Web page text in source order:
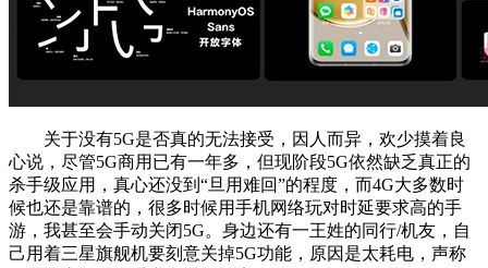
关于没有5G是否真的无法接受，因人而异，欢少摸着良
心说，尽管5G商用已有一年多，但现阶段5G依然缺乏真正的
杀手级应用，真心还没到“旦用难回”的程度，而4G大多数时
候也还是靠谱的，很多时候用手机网络玩对时延要求高的手
游，我甚至会手动关闭5G。身边还有一王姓的同行/机友，自
己用着三星旗舰机要刻意关掉5G功能，原因是太耗电，声称